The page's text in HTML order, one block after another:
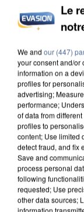
L’UN DES
MAFIA
Le
We and our (447)
your consent and/or
information on a
profiles for
advertising;
performance;
of data from
profiles to
content; Use limited
detect fraud, and fix
Save and
process personal
following
requested; Use
other data sources;
information